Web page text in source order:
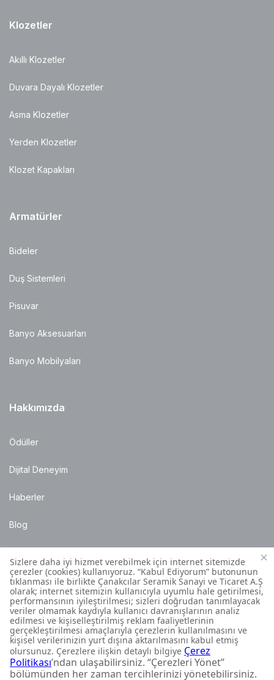
Klozetler
Akıllı Klozetler
Duvara Dayalı Klozetler
Asma Klozetler
Yerden Klozetler
Klozet Kapakları
Armatürler
Bideler
Duş Sistemleri
Pisuvar
Banyo Aksesuarları
Banyo Mobilyaları
Hakkımızda
Ödüller
Dijital Deneyim
Haberler
Blog
Satış Noktaları
Montaj Bilgileri
Müşteri İletişim Merkezi